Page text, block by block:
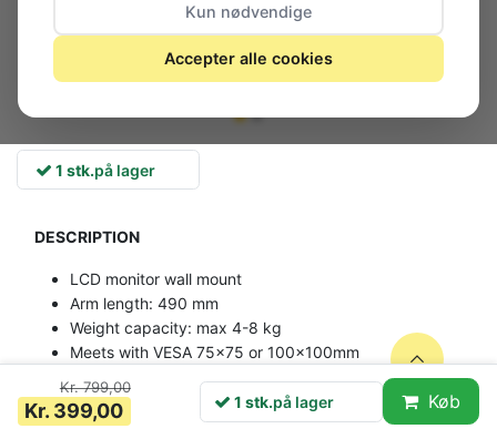
1 stk.på lager
DESCRIPTION
LCD monitor wall mount
Arm length: 490 mm
Weight capacity: max 4-8 kg
Meets with VESA 75x75 or 100x100mm
Color: silver
Monitor can be adjustment: -20° - +45°
Kr. 799,00
Kr. 399,00 1 stk.på lager Køb
Kun nødvendige
Accepter alle cookies